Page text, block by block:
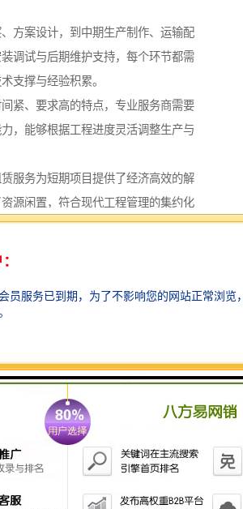
方案设计，到中期生产制作、运输配
调试与后期维护支持，每个环节都需
支撑与经验积累。
紧、要求高的特点，专业服务商需要
，能够根据工程进度灵活调整生产与
服务为短期项目提供了经济高效的解
源闲置，符合现代工程管理的集约化
艺术
安装，本质上是在安全防护与城市美观
衡点。